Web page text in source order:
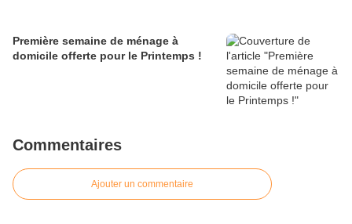
Première semaine de ménage à
domicile offerte pour le Printemps !
Commentaires
Ajouter un commentaire